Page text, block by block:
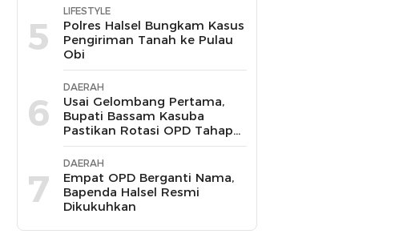
5
LIFESTYLE
Polres Halsel Bungkam Kasus
Pengiriman Tanah ke Pulau
Obi
6
DAERAH
Usai Gelombang Pertama,
Bupati Bassam Kasuba
Pastikan Rotasi OPD Tahap
Dua
7
DAERAH
Empat OPD Berganti Nama,
Bapenda Halsel Resmi
Dikukuhkan